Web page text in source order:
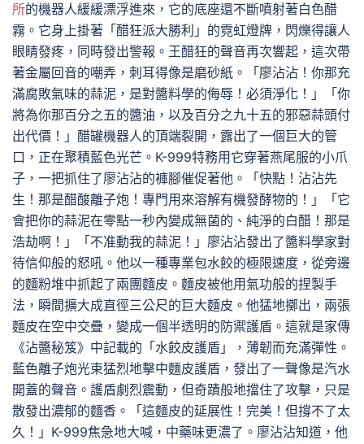
所的機器人緩緩漂浮進來，它的底座還不斷噴射著白色醋
霧。它身上掛著「醋狂派大勝利」的霓虹燈牌，閃爍得讓人
眼睛發疼，同時發出警報。王醋狂的聲音再次響起，這次帶
著金屬回音的嘲弄，刺耳得像是磨砂紙。「廖沾沾！你那充
滿腐敗氣味的蒜泥，是對醬料學的侮辱！必須淨化！」「你
將為你那百分之五的醬油，以及百分之九十五的邪惡蒜頭付
出代價！」醋罐機器人的頂端裂開，露出了一個巨大的管
口，正在聚積藍色光芒。K-999特務用它穿著燕尾服的小爪
子，一把抓住了廖沾沾的褲腳催促著他。「快點！沾沾先
生！那是醋酸離子炮！專門用來溶解有機發酵物的！」「它
會把你的蒜泥在零點一秒內變成無菌的、純淨的白醋！那是
浩劫啊！」「不准動我的蒜泥！」廖沾沾發出了醬料學家對
待信仰般的怒吼。他以一種專業包水餃的極限速度，從旁邊
的麵粉堆中抓起了兩團麵皮。麵皮被他用氣功般的捏製手
法，瞬間擴大成直徑三公尺的巨大麵皮。他猛地擲出，兩張
麵皮在空中交疊，變成一個半透明的防禦護盾。這就是家傳
《沾醬秘笈》中記載的「水餃皮護盾」，薄韌而充滿彈性。
藍色離子炮光束猛烈地擊中麵皮護盾，發出了一聲像是汽水
開蓋的聲音。護盾劇烈震動，但奇蹟般地擋住了攻擊，只是
散發出濃郁的麵香。「這麵皮的延展性！完美！但撐不了太
久！」K-999焦急地大喊，中藥味更濃了。廖沾沾知道，他